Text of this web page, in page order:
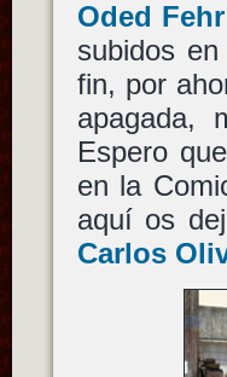
Oded Fehr
subidos
fin, por
apagada,
Espero
en la
aquí os
Carlos